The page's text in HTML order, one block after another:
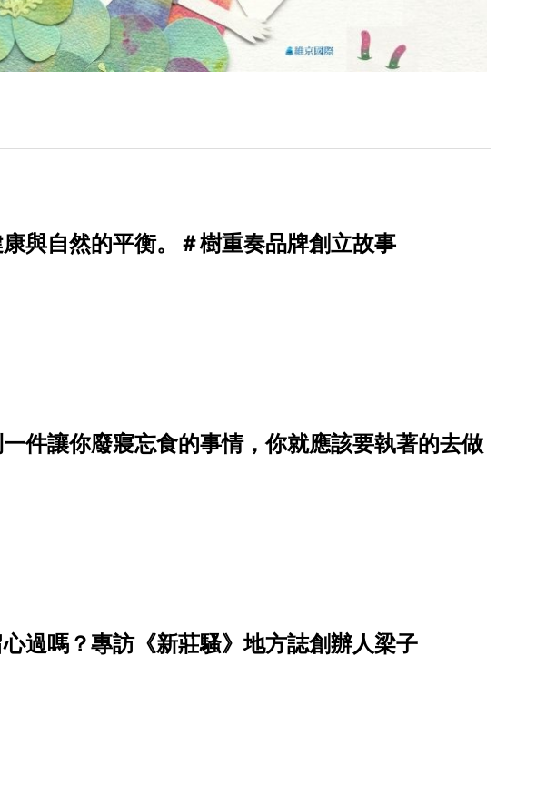
與自然的平衡。＃樹重奏品牌創立故事
件讓你廢寢忘食的事情，你就應該要執著的去做
過嗎？專訪《新莊騷》地方誌創辦人梁子